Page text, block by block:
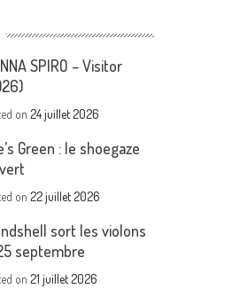
SPIRO – Visitor
on24 juillet 2026
Green : le shoegaze
on22 juillet 2026
sort les violons
septembre
on21 juillet 2026